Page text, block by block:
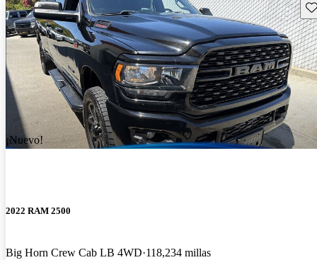
¡Nuevo!
2022 RAM 2500
Big Horn Crew Cab LB 4WD 118,234 millas